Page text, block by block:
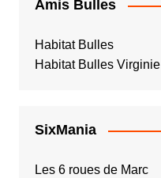
Amis Bulles
Habitat Bulles
Habitat Bulles Virginie
SixMania
Les 6 roues de Marc